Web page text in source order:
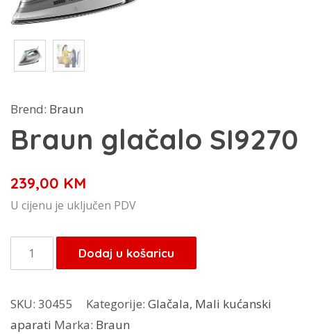
Brend: Braun
Braun glačalo SI9270
239,00 KM
U cijenu je uključen PDV
Braun
glačalo
količina
Dodaj u košaricu
SKU: 30455 Kategorije: Glačala, Mali kućanski
aparati Marka: Braun